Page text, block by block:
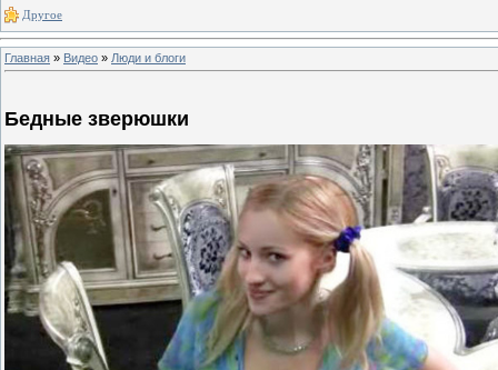
Другое
Главная » Видео » Люди и блоги
Бедные зверюшки